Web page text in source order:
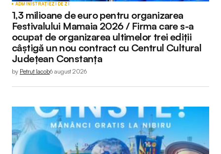
ADMINISTRAȚIEZI DE ZI
1,3 milioane de euro pentru organizarea
Festivalului Mamaia 2026 / Firma care s-a
ocupat de organizarea ultimelor trei ediții
câștigă un nou contract cu Centrul Cultural
Județean Constanța
by Petruț Iacob6 august 2026